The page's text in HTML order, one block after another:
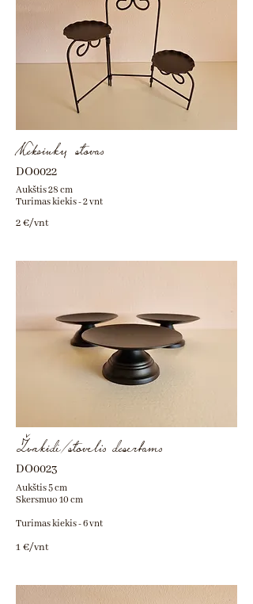
Keksiukų stovas
DO0022
Aukštis 28 cm
Turimas kiekis - 2 vnt
2 €/vnt
Žvakidė/stovelis desertams
DO0023
Aukštis 5 cm
Skersmuo 10 cm
Turimas kiekis - 6 vnt
1 €/vnt